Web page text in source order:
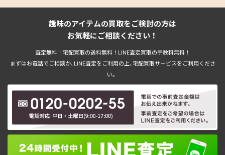
実績
買取実績
趣味のアイテムの買取をご検討の方は
お気軽にご相談ください！
査定無料！宅配買取の送料無料！LINE査定買取の手数料無料！
まずはお電話でご相談か､LINE査定をご利用の上､宅配買取サービスをご利用くださ
い。